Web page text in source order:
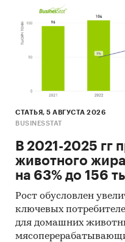
на основе
целевого рынка с
будущих
на мнение
Источники:
База данных
Данные
числе
Минпромторга,
службы (ФНС),
тарифам (ФСТ),
службы (ФТС),
СТАТЬЯ, 5 АВГУСТА 2026
BUSINESSTAT
В 2021-2025 гг
животного
на 63% до 156
Рост обусловлен
ключевых
для домашних